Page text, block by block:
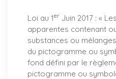
Loi au 1er Juin 2017 : «
apparentes contenant
substances ou
du pictogramme ou
fond défini par le
pictogramme ou